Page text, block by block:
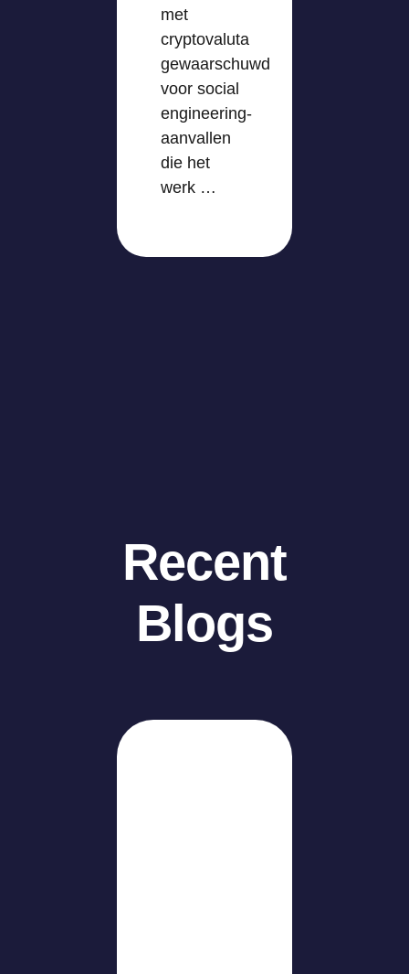
met
cryptovaluta
gewaarschuwd
voor social
engineering-
aanvallen
die het
werk …
Recent
Blogs